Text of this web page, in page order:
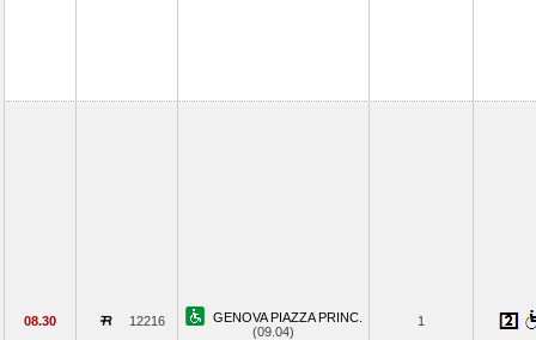
08.30 12216
GENOVA PIAZZA PRINC.
(09.04)
1